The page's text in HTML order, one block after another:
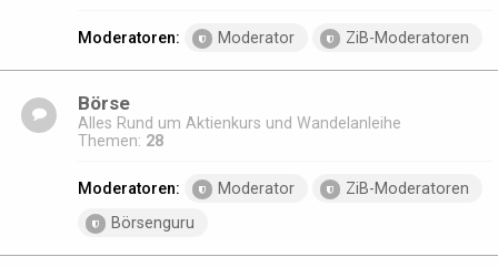
Moderatoren: Moderator ZiB-Moderatoren
Börse
Alles Rund um Aktienkurs und Wandelanleihe
Themen: 28
Moderatoren: Moderator
ZiB-Moderatoren
Börsenguru